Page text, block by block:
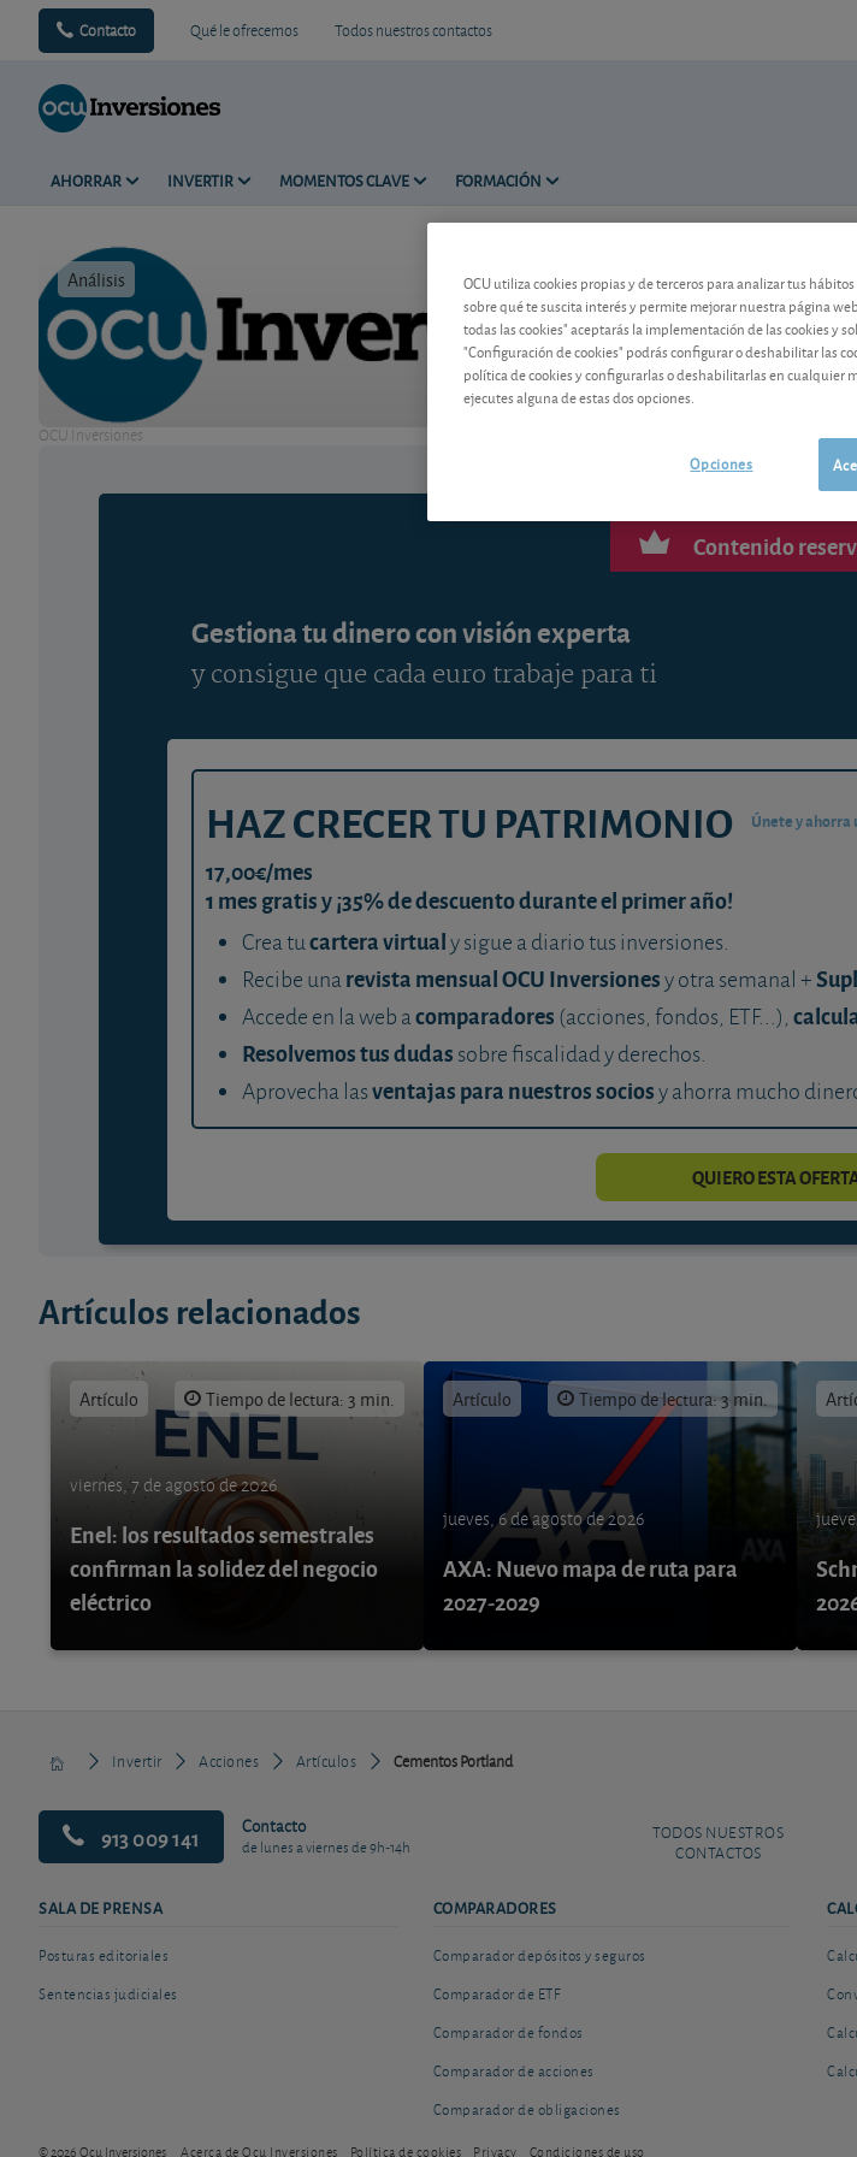
Contacto Qué le ofrecemos Todos nuestros contactos
AHORRAR INVERTIR MOMENTOS CLAVE FORMACIÓN
Análisis Tiempo de lectura: 2 min.
OCU Inversiones
Cementos
Contenido
Gestiona tu dinero con visión experta
y consigue que cada euro trabaje para ti
HAZ CRECER TU PATRIMONIO Únete y ahorra
17,00€/mes
1 mes gratis y ¡35% de descuento durante el primer año!
Crea tucartera virtualy sigue a diario tus inversiones.
Recibe unarevista mensual OCU Inversionesy otra semanal +
Accede en la web acomparadores (acciones, fondos, ETF...),
Resolvemos tus dudas sobre fiscalidad y derechos.
Aprovecha lasventajas para nuestros sociosy ahorra mucho
QUIERO ESTA
Artículos relacionados
Artículo Tiempo de lectura: 3 min.
viernes, 7 de agosto de 2026
Enel: los resultados semestrales
confirman la solidez del negocio
eléctrico
Artículo Tiempo de lectura: 3 min.
jueves, 6 de agosto de 2026
AXA: Nuevo mapa de ruta para
2027-2029
Invertir Acciones Artículos Cementos Portland
913 009 141 Contacto
de lunes a viernes de 9h-14h
TODOS NUESTROS
CONTACTOS
SALA DE PRENSA
Posturas editoriales
Sentencias judiciales
COMPARADORES
Comparador depósitos y seguros
Comparador de ETF
Comparador de fondos
Comparador de acciones
Comparador de obligaciones
© 2026 Ocu Inversiones Acerca de Ocu Inversiones Política de cookies Privacy Condiciones de uso
OCU utiliza cookies propias y de terceros para analizar tus
sobre qué te suscita interés y permite mejorar nuestra página
todas las cookies" aceptarás la implementación de las cookies y
"Configuración de cookies" podrás configurar o deshabilitar las
política de cookies y configurarlas o deshabilitarlas en cualquier
ejecutes alguna de estas dos opciones.
Opciones